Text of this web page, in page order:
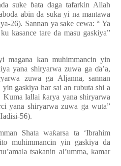
suke ɓata daga tafarkin Allah
abin da suka yi na mantawa
26). Sannan ya sake cewa: “ Ya
kasance tare da masu gaskiya”
magana kan muhimmancin yin
yana shiryarwa zuwa gaɗa’a,
zuwa ga Aljanna, sannan
gaskiya har sai an rubuta shi a
Kuma lallai ƙarya yana shiryarwa
yana shiryarwa zuwa ga wuta”
56).
Shata waƙarsa ta ‘Ibrahim
muhimmancin yin gaskiya da
tsakanin al’umma, kamar